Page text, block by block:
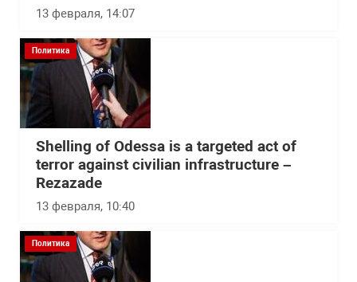
13 февраля, 14:07
Политика
Shelling of Odessa is a targeted act of
terror against civilian infrastructure –
Rezazade
13 февраля, 10:40
Политика